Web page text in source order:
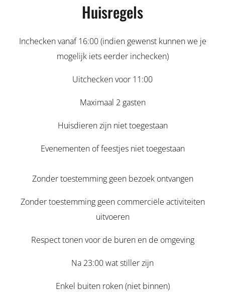
Huisregels
Inchecken vanaf 16:00 (indien gewenst kunnen we je
mogelijk iets eerder inchecken)
Uitchecken voor 11:00
Maximaal 2 gasten
Huisdieren zijn niet toegestaan
Evenementen of feestjes niet toegestaan
Zonder toestemming geen bezoek ontvangen
Zonder toestemming geen commerciële activiteiten
uitvoeren
Respect tonen voor de buren en de omgeving
Na 23:00 wat stiller zijn
Enkel buiten roken (niet binnen)